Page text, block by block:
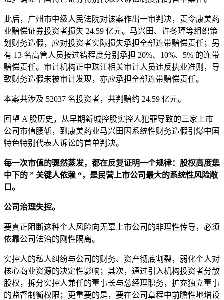
此后，广州市中级人民法院对该案作出一审判决，责令康美药
业赔偿证券投资者损失 24.59 亿元。马兴田、许冬瑾等组织策
划财务造假，应对投资者实际损失承担全部连带赔偿责任；另
有 13 名高管人员按过错程度分别承担 20%、10%、5% 的连带
赔偿责任。审计机构正中珠江相关审计人员违反执业准则，导
致财务造假未被审计发现，亦应承担全部连带赔偿责任。
本案共涉及 52037 名投资者，共判赔约 24.59 亿元。
回望 A 股历史，从早期新城控股实控人犯罪导致的三家上市
公司市值腰斩，到康美药业马兴田因系统性财务造假引爆中国
特色特别代表人诉讼的首单判决。
每一次市值的骤然蒸发，都在反复证明一个规律：股权高度集
中下的 ” 关键人依赖 “，是民营上市公司最大的系统性风险敞
口。
公司治理失控。
要真正阻断这种个人风险向无辜上市公司的非理性传导，必须
依靠公司法治的刚性隔离。
实控人的私人纠纷与公司的财务、资产彻底割裂，弱化个人对
核心商业资源的决定性影响；其次，通过引入机构投资者分散
股权，拆分实控人兼任的董事长与总经理职务，扩充独立董事
的监督制衡权限；更重要的是，要在公司章程中前瞻性地增设